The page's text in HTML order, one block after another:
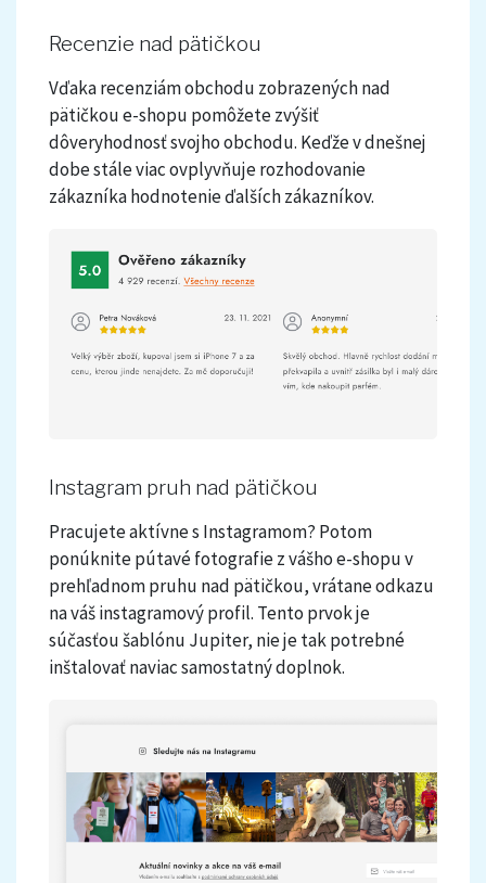
Recenzie nad pätičkou
Vďaka recenziám obchodu zobrazených nad
pätičkou e-shopu pomôžete zvýšiť
dôveryhodnosť svojho obchodu. Keďže v dnešnej
dobe stále viac ovplyvňuje rozhodovanie
zákazníka hodnotenie ďalších zákazníkov.
Instagram pruh nad pätičkou
Pracujete aktívne s Instagramom? Potom
ponúknite pútavé fotografie z vášho e-shopu v
prehľadnom pruhu nad pätičkou, vrátane odkazu
na váš instagramový profil. Tento prvok je
súčasťou šablónu Jupiter, nie je tak potrebné
inštalovať naviac samostatný doplnok.